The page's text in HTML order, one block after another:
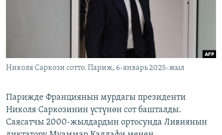
ЭЕ/АРнун бардык сайттары
Николя Саркози сотто. Париж, 6-январь 2025-жыл
Парижде Франциянын мурдагы президенти
Николя Саркозинин үстүнөн сот башталды.
Саясатчы 2000-жылдардын ортосунда Ливиянын